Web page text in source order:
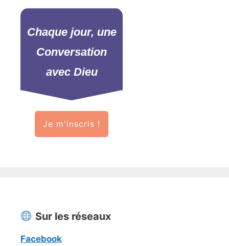
Chaque jour, une
Conversation
avec Dieu
Je m'inscris !
Sur les réseaux
Facebook